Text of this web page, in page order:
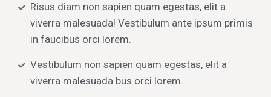
Risus diam non sapien quam egestas, elit a
viverra malesuada! Vestibulum ante ipsum primis
in faucibus orci lorem.
Vestibulum non sapien quam egestas, elit a
viverra malesuada bus orci lorem.